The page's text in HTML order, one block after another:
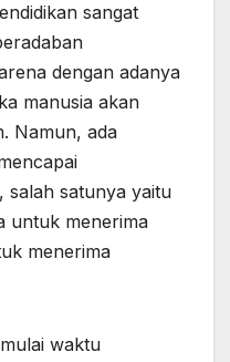
sangat
dengan adanya
manusia akan
Namun, ada
salah satunya yaitu
untuk menerima
menerima
waktu